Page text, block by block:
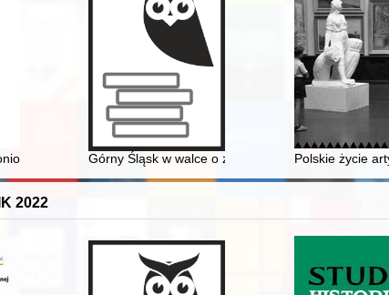
Galicia during World War II
z kolekcji wilanowskiej = Ivory baskets in the Wilanów
Górny Śląsk w walce o zjednoczenie z Polską :
Polskie życie
2022